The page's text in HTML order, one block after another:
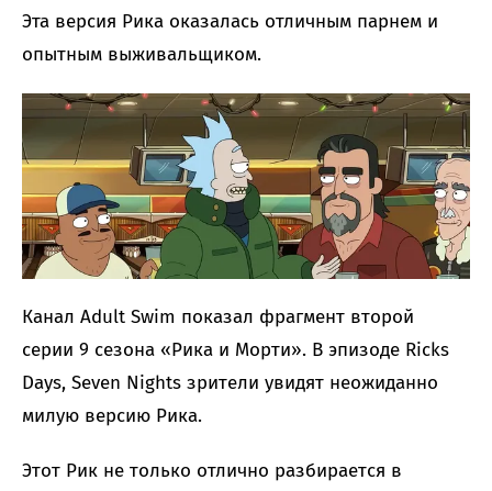
Эта версия Рика оказалась отличным парнем и
опытным выживальщиком.
Канал Adult Swim показал фрагмент второй
серии 9 сезона «Рика и Морти». В эпизоде Ricks
Days, Seven Nights зрители увидят неожиданно
милую версию Рика.
Этот Рик не только отлично разбирается в